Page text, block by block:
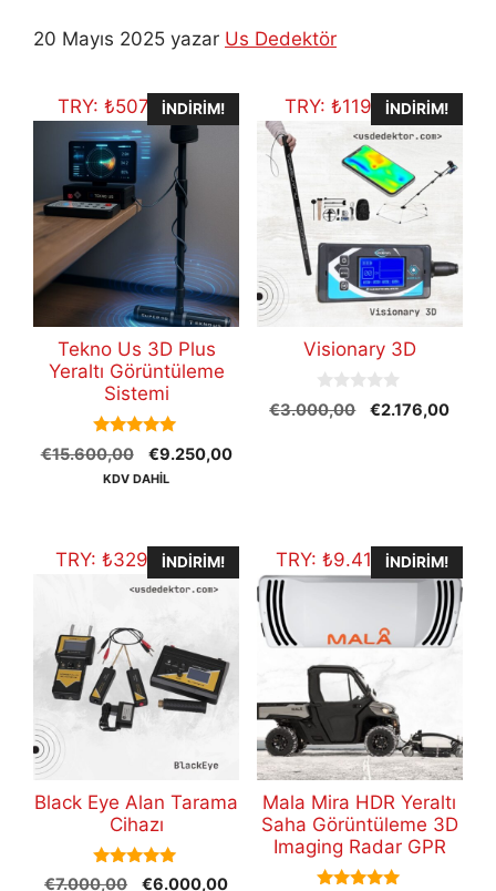
20 Mayıs 2025 yazar Us Dedektör
TRY:₺507.704,75
İNDIRIM!
Tekno Us 3D Plus
Yeraltı Görüntüleme
Sistemi
5.00
out of 5
€15.600,00
Orijinal
fiyat:
€9.250,00Şu
KDV DAHİL
TRY: ₺119.434,11
İNDIRIM!
Visionary 3D
0
o
€3.000,00
Orijinal
€2.176,00Şu
TRY: ₺329.322,00
İNDIRIM!
Black Eye Alan Tarama
Cihazı
5.00
€7.000,00 Orijinal
€6.000,00Şu
TRY: ₺9.417.511,46
İNDIRIM!
Mala Mira HDR Yeraltı
Saha Görüntüleme 3D
Imaging Radar GPR